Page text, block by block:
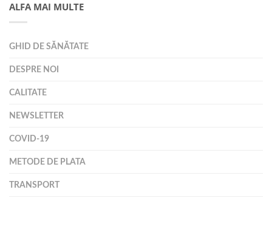
ALFA MAI MULTE
GHID DE SĂNĂTATE
DESPRE NOI
CALITATE
NEWSLETTER
COVID-19
METODE DE PLATA
TRANSPORT